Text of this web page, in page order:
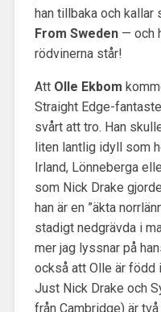
han tillbaka och
From Sweden— och
rödvinerna står!
Att Olle Ekbom
Straight Edge-
svårt att tro. Han
liten lantlig idyll som
Irland, Lönneberga
som Nick Drake
han är en ”äkta
stadigt nedgrävda i
mer jag lyssnar på
också att Olle är född
Just Nick Drake och
från Cambridge) är